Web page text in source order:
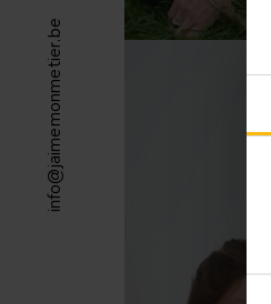
info@jaimemonmetier.be